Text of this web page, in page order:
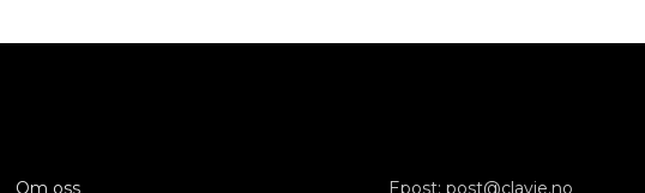
Om oss Epost: post@clavie.no